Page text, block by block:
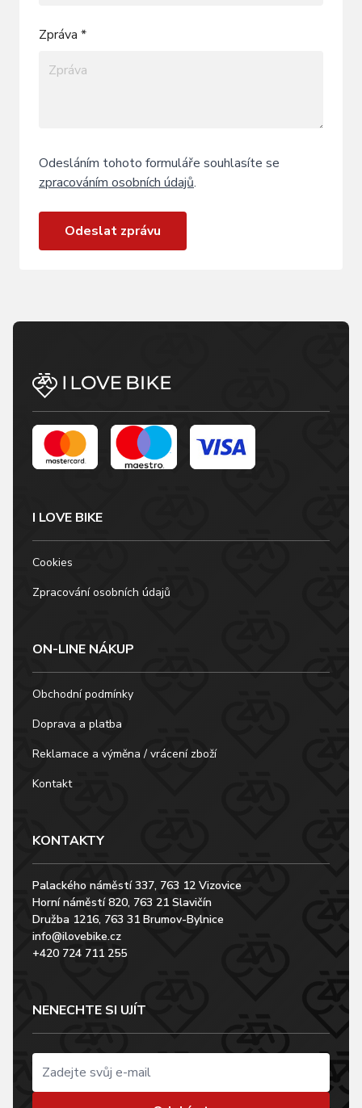
Zpráva *
Odesláním tohoto formuláře souhlasíte se
zpracováním osobních údajů.
Odeslat zprávu
I LOVE BIKE
Cookies
Zpracování osobních údajů
ON-LINE NÁKUP
Obchodní podmínky
Doprava a platba
Reklamace a výměna / vrácení zboží
Kontakt
KONTAKTY
Palackého náměstí 337, 763 12 Vizovice
Horní náměstí 820, 763 21 Slavičín
Družba 1216, 763 31 Brumov-Bylnice
info@ilovebike.cz
+420 724 711 255
NENECHTE SI UJÍT